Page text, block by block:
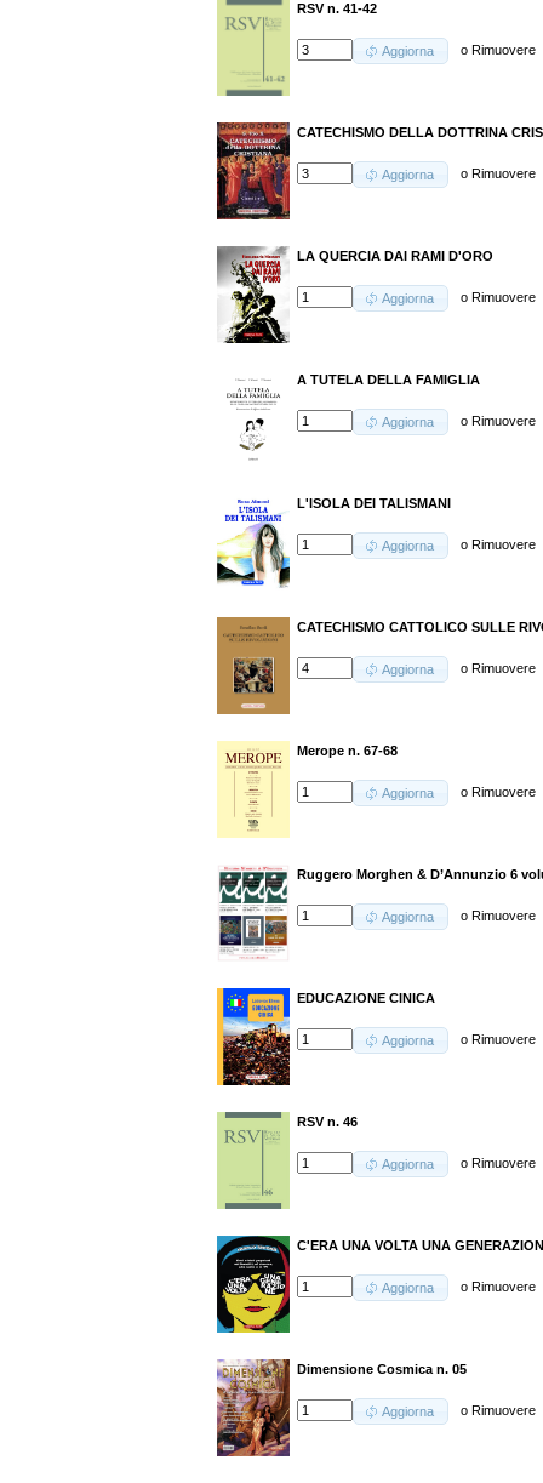
RSV n. 41-42
Aggiorna oRimuovere
CATECHISMO DELLA DOTTRINA
Aggiorna oRimuovere
LA QUERCIA DAI RAMI D'ORO
Aggiorna oRimuovere
A TUTELA DELLA FAMIGLIA
Aggiorna oRimuovere
L'ISOLA DEI TALISMANI
Aggiorna oRimuovere
CATECHISMO CATTOLICO SULLE
Aggiorna oRimuovere
Merope n. 67-68
Aggiorna oRimuovere
Ruggero Morghen & D’Annunzio 6
Aggiorna oRimuovere
EDUCAZIONE CINICA
Aggiorna oRimuovere
RSV n. 46
Aggiorna oRimuovere
C'ERA UNA VOLTA UNA
Aggiorna oRimuovere
Dimensione Cosmica n. 05
Aggiorna oRimuovere